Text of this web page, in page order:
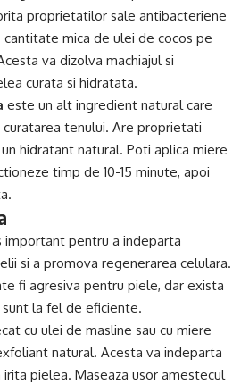
proprietatilor sale antibacteriene
cantitate mica de ulei de cocos pe
va dizolva machiajul si
curata si hidratata.
este un alt ingredient natural care
tenului. Are proprietati
hidratant natural. Poti aplica miere
timp de 10-15 minute, apoi
important pentru a indeparta
si a promova regenerarea celulara.
fi agresiva pentru piele, dar exista
la fel de eficiente.
cu ulei de masline sau cu miere
natural. Acesta va indeparta
pielea. Maseaza usor amestecul